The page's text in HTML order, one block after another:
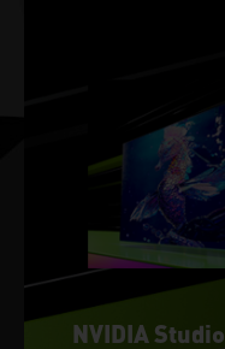
NVIDIA Studio